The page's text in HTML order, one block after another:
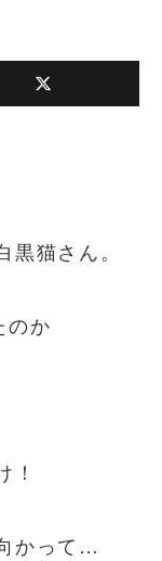
猫さん。
のか
！
かって…